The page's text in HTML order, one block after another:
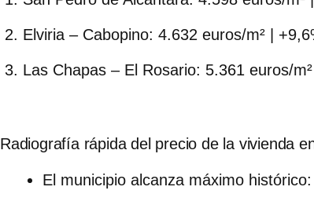
Elviria – Cabopino: 4.632 euros/m² |
Las Chapas – El Rosario: 5.361 euros/
Radiografía rápida del precio de la vivienda
El municipio alcanza máximo histórico